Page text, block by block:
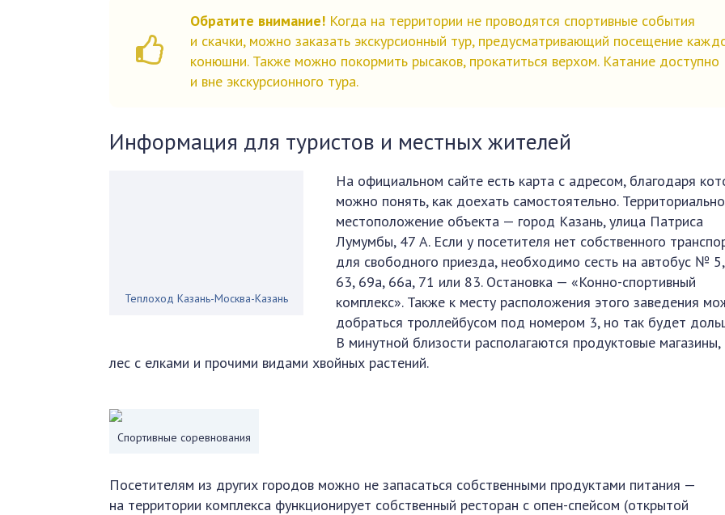
Обратите внимание! Когда на территории не проводятся спортивные события
и скачки, можно заказать экскурсионный тур, предусматривающий посещение
конюшни. Также можно покормить рысаков, прокатиться верхом. Катание доступно
и вне экскурсионного тура.
Информация для туристов и местных жителей
Теплоход Казань-Москва-Казань
На официальном сайте есть карта с адресом, благодаря
можно понять, как доехать самостоятельно.
местоположение объекта — город Казань, улица Патриса
Лумумбы, 47 А. Если у посетителя нет собственного
для свободного приезда, необходимо сесть на автобус №
63, 69а, 66а, 71 или 83. Остановка — «Конно-спортивный
комплекс». Также к месту расположения этого заведения
добраться троллейбусом под номером 3, но так будет
В минутной близости располагаются продуктовые магазины,
лес с елками и прочими видами хвойных растений.
Спортивные соревнования
Посетителям из других городов можно не запасаться собственными продуктами питания —
на территории комплекса функционирует собственный ресторан с опен-спейсом (открытой